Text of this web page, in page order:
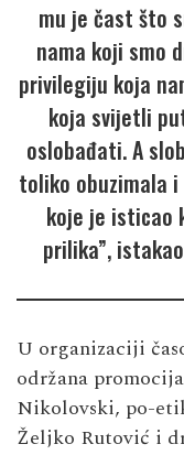
mu je čast što
nama koji smo
privilegiju koja
koja svijetli
oslobađati. A
toliko obuzimala
koje je isticao
prilika”,
U organizaciji
održana
Nikolovski, po-
Željko Rutović i